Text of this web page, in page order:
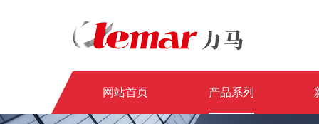
网站首页 产品系列